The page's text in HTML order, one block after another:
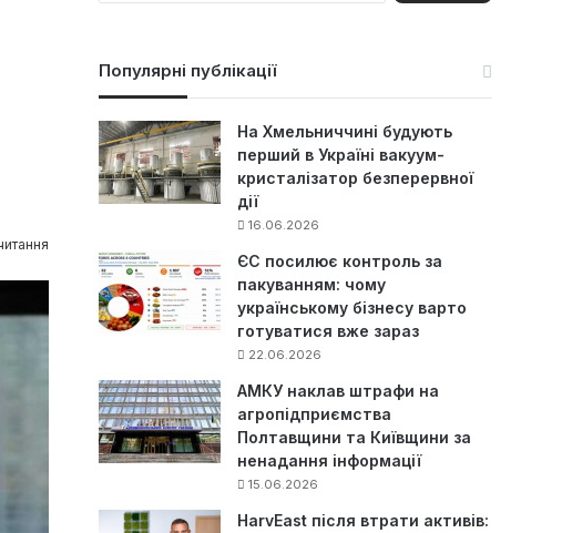
Популярні публікації
На Хмельниччині будують
перший в Україні вакуум-
кристалізатор безперервної
дії
16.06.2026
ЄС посилює контроль за
пакуванням: чому
українському бізнесу варто
готуватися вже зараз
22.06.2026
АМКУ наклав штрафи на
агропідприємства
Полтавщини та Київщини за
ненадання інформації
15.06.2026
HarvEast після втрати активів: